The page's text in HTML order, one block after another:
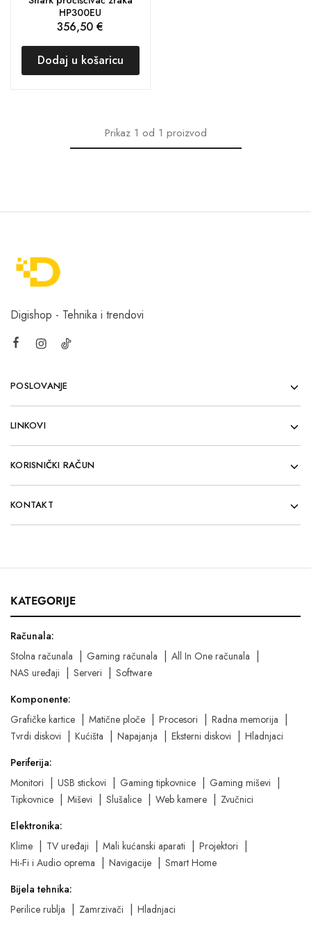
HP300EU
356,50€
Dodaj u košaricu
Prikaz1 od 1 proizvod
Digishop - Tehnika i trendovi
POSLOVANJE
LINKOVI
KORISNIČKI RAČUN
KONTAKT
KATEGORIJE
Računala:
Stolna računala
Gaming računala
All In One računala
NAS uređaji
Serveri
Software
Komponente:
Grafičke kartice
Matične ploče Procesori
Radna memorija
Tvrdi diskovi
Kućišta Napajanja Eksterni diskovi
Hladnjaci
Periferija:
Monitori
USB stickovi Gaming tipkovnice
Gaming miševi
Tipkovnice
Miševi Slušalice Web kamere
Zvučnici
Elektronika:
Klime
TV uređaji Mali kućanski aparati
Projektori
Hi-Fi i Audio oprema
Navigacije
Smart Home
Bijela tehnika:
Perilice rublja
Zamrzivači Hladnjaci